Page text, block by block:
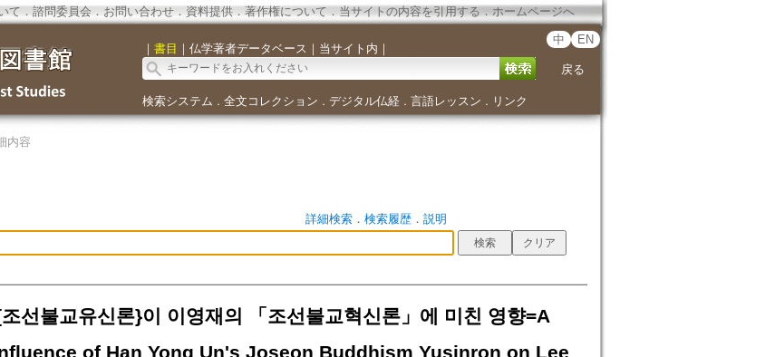
て ． 諮問委員会． お問い合わせ． 資料提供． 著作権について．当サイトの内容を引用する ． ホームページへ
｜ 書目 ｜ 仏学著者データベース ｜ 当サイト内 ｜
中 EN
戻る
検索システム ． 全文コレクション ． デジタル仏経． 言語レッスン ． リンク
内容
詳細検索． 検索履歴． 説明
선불교유신론}이 이영재의 「조선불교혁신론」에 미친 영향=A